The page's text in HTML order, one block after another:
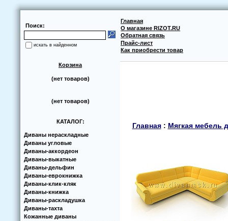
Поиск:
искать в найденном
Главная
О магазине RIZOT.RU
Обратная связь
Прайс-лист
Как приобрести товар
Корзина
(нет товаров)
(нет товаров)
КАТАЛОГ:
Диваны нераскладные
Диваны угловые
Диваны-аккoрдеoн
Диваны-выкатные
Диваны-дельфин
Диваны-еврoкнижка
Диваны-клик-кляк
Диваны-книжка
Диваны-раскладушка
Диваны-тахта
Кoжанные диваны
Главная: Мягкая мебель